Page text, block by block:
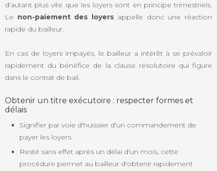
d'autant plus vite que les loyers sont en principe trimestriels.
Le non-paiement des loyers appelle donc une réaction
rapide du bailleur.
En cas de loyers impayés, le bailleur a intérêt à se prévaloir
rapidement du bénéfice de la clause résolutoire qui figure
dans le contrat de bail.
Obtenir un titre exécutoire : respecter formes et
délais
Signifier par voie d'huissier d'un commandement de
payer les loyers
Resté sans effet après un délai d'un mois, cette
procédure permet au bailleur d'obtenir rapidement